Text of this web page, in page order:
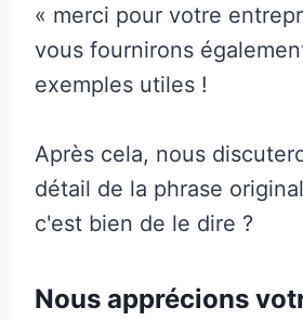
« merci pour votre
vous fournirons
exemples utiles !
Après cela, nous
détail de la phrase
c'est bien de le dire ?
Nous apprécions